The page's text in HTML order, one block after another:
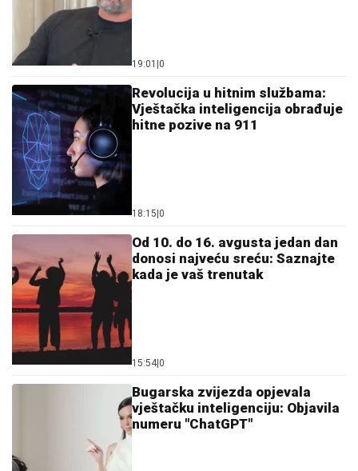
19:01 0
Revolucija u hitnim službama:
Vještačka inteligencija obrađuje
hitne pozive na 911
18:15 0
Od 10. do 16. avgusta jedan dan
donosi najveću sreću: Saznajte
kada je vaš trenutak
15:54 0
Bugarska zvijezda opjevala
vještačku inteligenciju: Objavila
numeru "ChatGPT"